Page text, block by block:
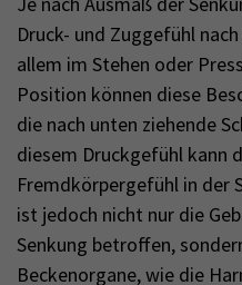
Druck- und Zuggefühl
allem im Stehen oder
Position können diese
die nach unten ziehende
diesem Druckgefühl kann
Fremdkörpergefühl in der
ist jedoch nicht nur die
Senkung betroffen,
Beckenorgane, wie die